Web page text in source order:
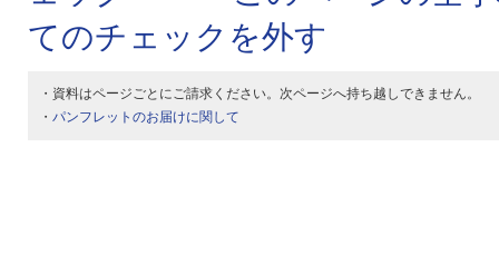
てのチェックを外す
・資料はページごとにご請求ください。次ページへ持ち越しできません。
・ パンフレットのお届けに関して